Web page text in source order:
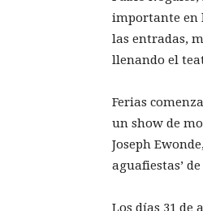
importante en
las entradas,
llenando el
Ferias
un show de
Joseph
aguafiestas’
Los días 31 de